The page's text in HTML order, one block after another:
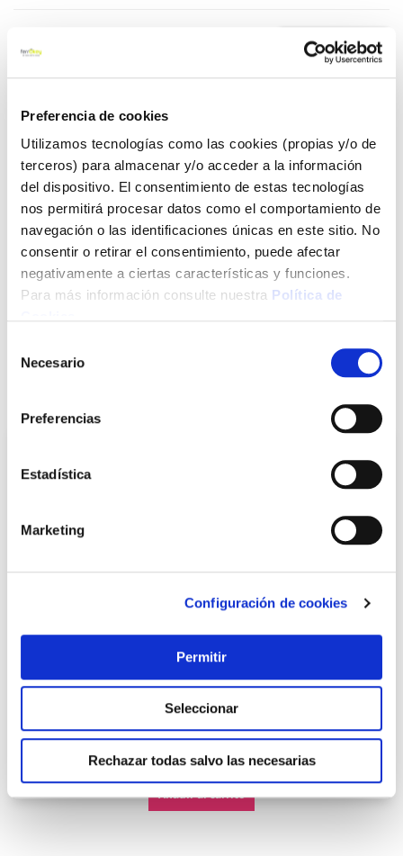
Preferencia de cookies
Utilizamos tecnologías como las cookies (propias y/o de
terceros) para almacenar y/o acceder a la información
del dispositivo. El consentimiento de estas tecnologías
nos permitirá procesar datos como el comportamiento de
navegación o las identificaciones únicas en este sitio. No
consentir o retirar el consentimiento, puede afectar
negativamente a ciertas características y funciones.
Para más información consulte nuestra Política de
Necesario
Preferencias
Estadística
Marketing
Configuración de cookies
Permitir
Seleccionar
Rechazar todas salvo las necesarias
13,95 €
Click&Collect - Recogida gratis
en nuestras tiendas
Envío a domicilio:
5 días hábiles
+ INFO
TOP VENTAS
Carro cocina mesita 1 cajon 60x39x81.5cm madera
blanco vivahogar
Vivahogar
17,19 €
Añadir al carrito